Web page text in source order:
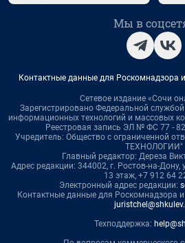
Мы в
Контактные данные для Роскомнадзора
Сетевое издание «Сочи
Зарегистрировано Федеральной
информационных технологий и массовых
Реестровая запись ЭЛ № ФС 77 -
Учредитель: Общество с ограниченной
ТЕХНОЛОГИИ"
Главный редактор: Дереза
Адрес редакции: 344002, г. Ростов-на-Дону,
13 этаж, +7 912 64
Электронный адрес редакции:
Контактные данные для Роскомнадзора и
Техподдержка: